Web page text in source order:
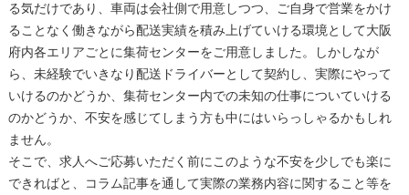
る気だけであり、車両は会社側で用意しつつ、ご自身で営業をかけ
ることなく働きながら配送実績を積み上げていける環境として大阪
府内各エリアごとに集荷センターをご用意しました。しかしなが
ら、未経験でいきなり配送ドライバーとして契約し、実際にやって
いけるのかどうか、集荷センター内での未知の仕事についていける
のかどうか、不安を感じてしまう方も中にはいらっしゃるかもしれ
ません。
そこで、求人へご応募いただく前にこのような不安を少しでも楽に
できればと、コラム記事を通して実際の業務内容に関すること等を